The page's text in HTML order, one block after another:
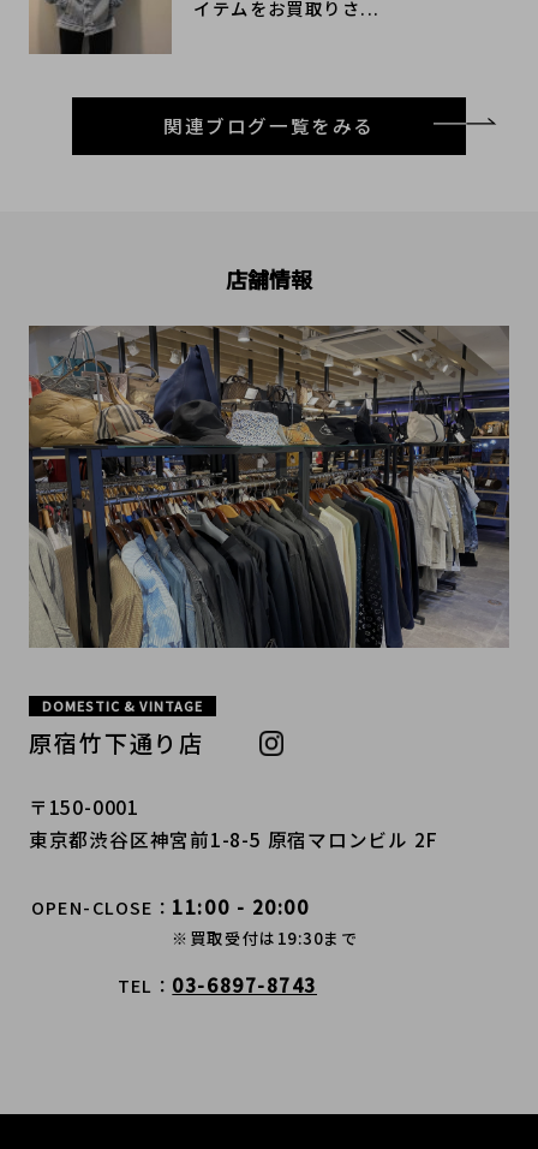
イテムをお買取りさ...
関連ブログ一覧をみる
店舗情報
DOMESTIC & VINTAGE
原宿竹下通り店
〒150-0001
東京都渋谷区神宮前1-8-5 原宿マロンビル 2F
OPEN-CLOSE 11:00 - 20:00
※買取受付は19:30まで
TEL 03-6897-8743